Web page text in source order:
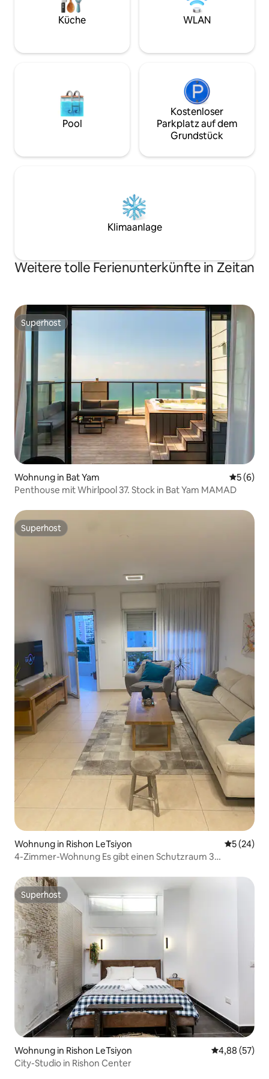
Auf unserem Bauernhof genießt du
Gemüsegärten, Obstbäume und ruhige
Jurte ist geräumig, mit bequemen
mit einem Lächeln zurücklassen wird.
Das Gastgeben ist für Paare und
Einzelpersonen geeignet – für alle, die
ein authentisches Erlebnis suchen.
lokale
Falafel,
mehr In den
Cafés. Einige
gibt
Community
Küche WLAN
Pool
Kostenloser
Parkplatz auf dem
Grundstück
Klimaanlage
Weitere tolle Ferienunterkünfte in Zeitan
Superhost
Superhost
Wohnung in Bat Yam
5 (6)
Penthouse mit Whirlpool 37. Stock in Bat Yam MAMAD
Superhost
Superhost
Wohnung in Rishon LeTsiyon
5 (24)
4-Zimmer-Wohnung Es gibt einen Schutzraum 3
Superhost
Superhost
Wohnung in Rishon LeTsiyon
4,88 (57)
City-Studio in Rishon Center